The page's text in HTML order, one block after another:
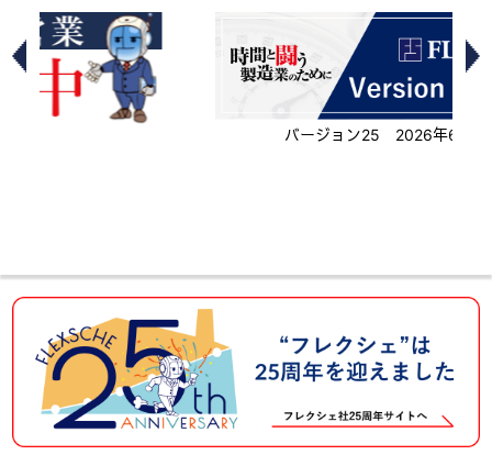
バージョン25 2026年6月2日リリース